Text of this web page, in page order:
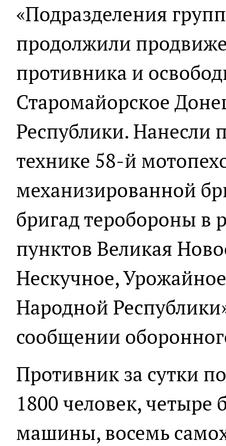
«Подразделения
продолжили
противника и
Старомайорское
Республики. Нанесли
технике 58-й
механизированной
бригад теробороны в
пунктов Великая
Нескучное,
Народной
сообщении
Противник за сутки
1800 человек,
машины, восемь